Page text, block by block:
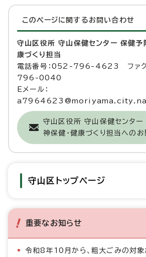
このページに関する お問い合わせ
守山区役所 守山保健センター 保健予
康づくり担当
電話番号：052-796-4623 ファク
796-0040
Eメール：
守山区役所 守山保健センタ
神保健・健康づくり担当への
守山区トップページ
重要なお知らせ
令和8年10月から、粗大ごみの対象